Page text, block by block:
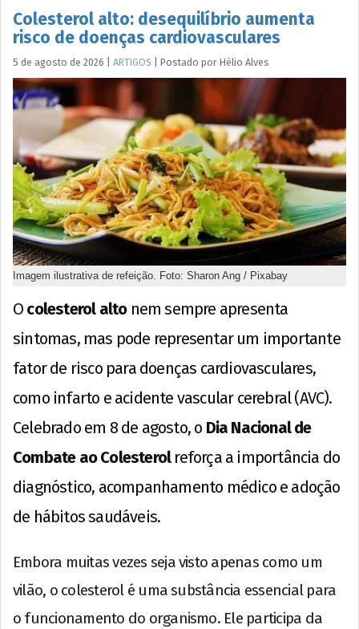
Colesterol alto: desequilíbrio aumenta
risco de doenças cardiovasculares
5 de agosto de 2026 ARTIGOS Postado por Hélio Alves
Imagem ilustrativa de refeição. Foto: Sharon Ang / Pixabay
O colesterol altonem sempre apresenta
sintomas, mas pode representar um importante
fator de risco para doenças cardiovasculares,
como infarto e acidente vascular cerebral (AVC).
Celebrado em 8 de agosto, o Dia Nacional de
Combate ao Colesterolreforça a importância do
diagnóstico, acompanhamento médico e adoção
de hábitos saudáveis.
Embora muitas vezes seja visto apenas como um
vilão, o colesterol é uma substância essencial para
o funcionamento do organismo. Ele participa da